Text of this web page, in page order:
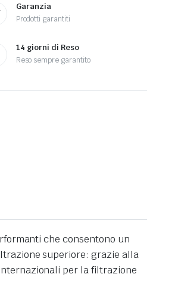
Garanzia
Prodotti garantiti
14 giorni di Reso
Reso sempre garantito
che consentono un
superiore: grazie alla
per la filtrazione